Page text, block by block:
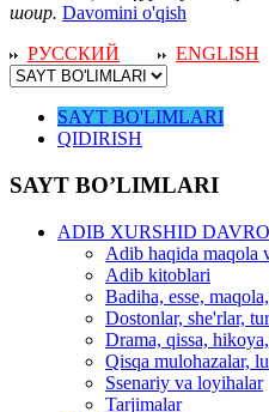
шоир. Davomini o'qish
РУССКИЙ
ENGLISH
SAYT BO'LIMLARI
QIDIRISH
SAYT BO’LIMLARI
ADIB XURSHID
Adib haqida maqola
Adib kitoblari
Badiha, esse,
Dostonlar, she'rlar,
Drama, qissa, hikoya,
Qisqa mulohazalar,
Ssenariy va loyihalar
Tarjimalar